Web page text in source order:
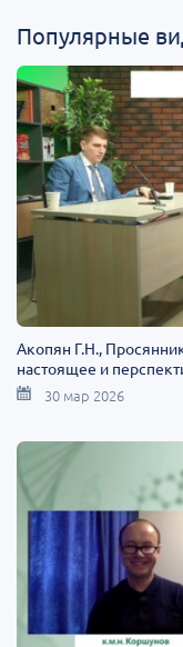
Популярные
Акопян Г.Н.,
настоящее и
30 мар 2026